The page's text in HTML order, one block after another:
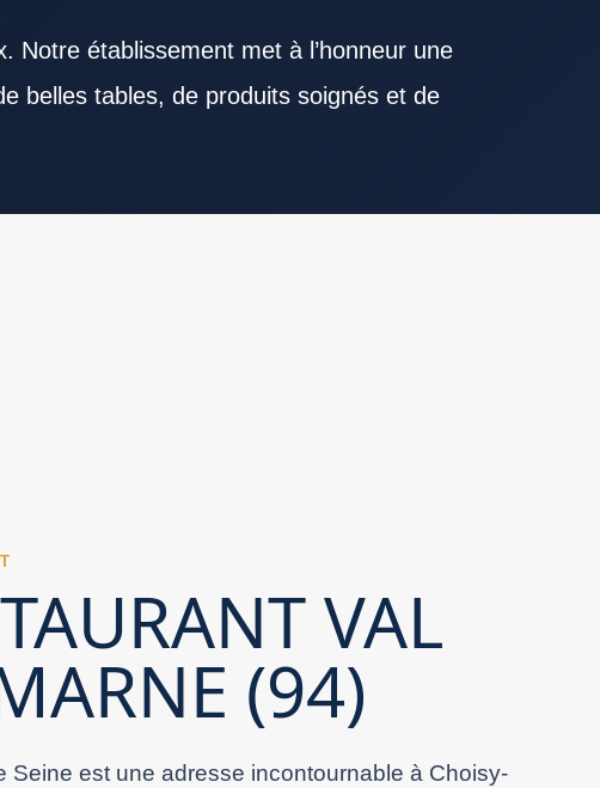
Notre établissement met à l’honneur une
belles tables, de produits soignés et de
VAL
(94)
Seine est une adresse incontournable à Choisy-